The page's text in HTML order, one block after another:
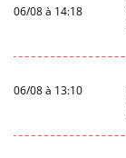
06/08 à 14:18
06/08 à 13:10